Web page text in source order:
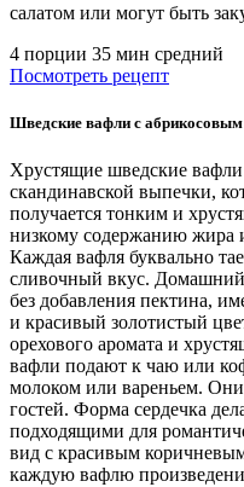
салатом или могут быть
4 порции 35 мин средний
Посмотреть рецепт
Шведские вафли с
Хрустящие шведские
скандинавской выпечки,
получается тонким и
низкому содержанию жира
Каждая вафля буквально
сливочный вкус.
без добавления пектина,
и красивый золотистый
орехового аромата и
вафли подают к чаю или
молоком или вареньем.
гостей. Форма сердечка
подходящими для
вид с красивым
каждую вафлю